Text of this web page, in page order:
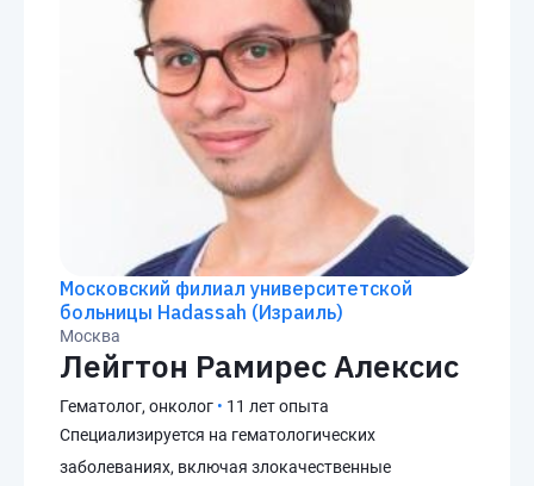
Московский филиал университетской
больницы Hadassah (Израиль)
Москва
Лейгтон Рамирес Алексис
Гематолог, онколог • 11 лет опыта
Специализируется на гематологических
заболеваниях, включая злокачественные